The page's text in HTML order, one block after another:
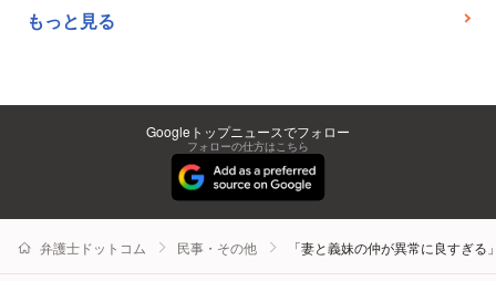
もっと見る
Googleトップニュースでフォロー
フォローの仕方はこちら
弁護士ドットコム 民事・その他 「妻と義妹の仲が異常に良すぎ